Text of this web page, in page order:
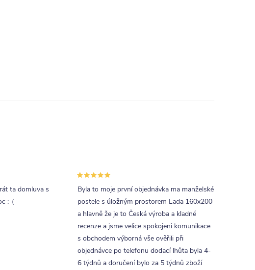
ta domluva s
:-(
Byla to moje první objednávka ma manželské
postele s úložným prostorem Lada 160x200
a hlavně že je to Česká výroba a kladné
recenze a jsme velice spokojeni komunikace
s obchodem výborná vše ověřili při
objednávce po telefonu dodací lhůta byla 4-
6 týdnů a doručení bylo za 5 týdnů zboží